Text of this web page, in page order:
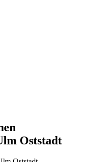
Oststadt